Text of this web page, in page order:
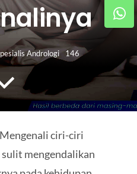
KAMI
Andrologi 146
ciri-ciri
mengendalikan